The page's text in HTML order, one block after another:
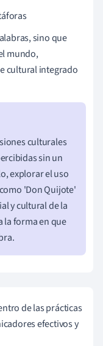
sino que
mundo,
cultural integrado
culturales
sin un
explorar el uso
'Don Quijote'
y cultural de la
la forma en que
de las prácticas
efectivos y